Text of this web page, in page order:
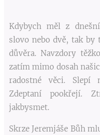
Kdybych měl z
slovo nebo dvě,
důvěra. Navzdory
zatím mimo dosah
radostné věci. Slepí
Zdeptaní pookřejí.
jakbysmet.
Skrze Jeremjáše Bůh